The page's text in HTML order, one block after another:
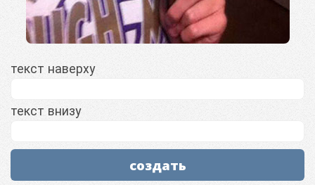
текст наверху
текст внизу